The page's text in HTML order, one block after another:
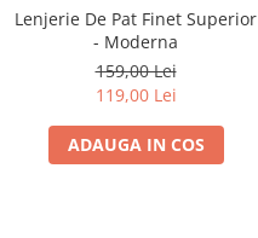
Lenjerie De Pat Finet Superior
- Moderna
159,00 Lei
119,00 Lei
ADAUGA IN COS